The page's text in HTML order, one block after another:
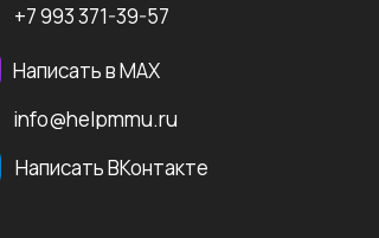
+7 993 371-39-57
Написать ВКонтакте
Написать в MAX
info@helpmmu.ru